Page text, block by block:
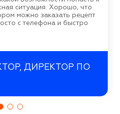
ситуация. Хорошо, что
можно заказать рецепт
с телефона и быстро
ДИРЕКТОР ПО